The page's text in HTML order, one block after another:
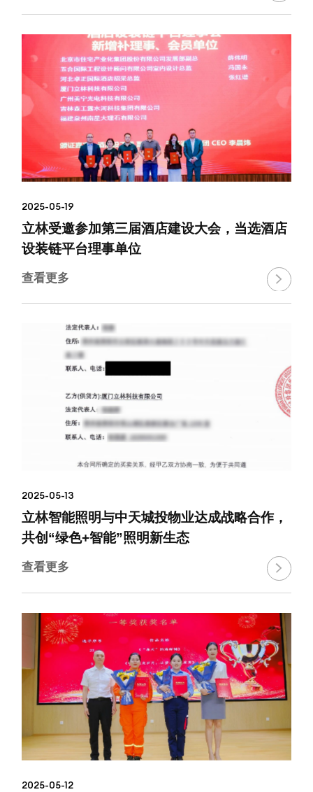
2025-05-19
立林受邀参加第三届酒店建设大会，当选酒店
设装链平台理事单位
查看更多 
2025-05-13
立林智能照明与中天城投物业达成战略合作，
共创“绿色+智能”照明新生态
查看更多 
2025-05-12